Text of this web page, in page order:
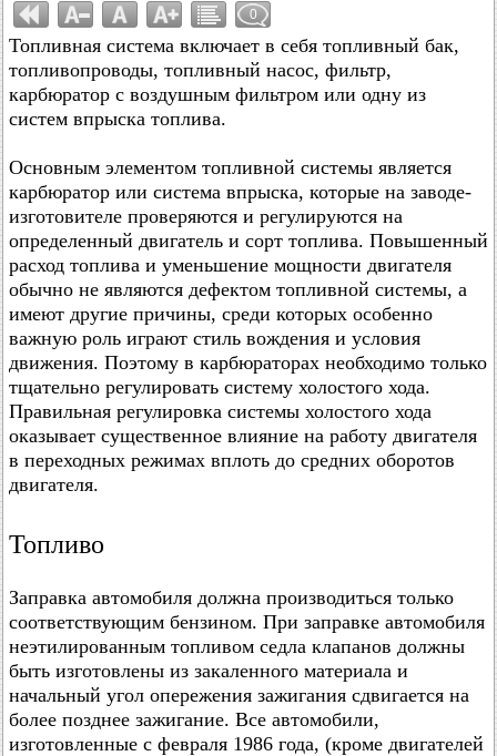
0
Топливная система включает в себя топливный бак,
топливопроводы, топливный насос, фильтр,
карбюратор с воздушным фильтром или одну из
систем впрыска топлива.
Основным элементом топливной системы является
карбюратор или система впрыска, которые на заводе-
изготовителе проверяются и регулируются на
определенный двигатель и сорт топлива. Повышенный
расход топлива и уменьшение мощности двигателя
обычно не являются дефектом топливной системы, а
имеют другие причины, среди которых особенно
важную роль играют стиль вождения и условия
движения. Поэтому в карбюраторах необходимо только
тщательно регулировать систему холостого хода.
Правильная регулировка системы холостого хода
оказывает существенное влияние на работу двигателя
в переходных режимах вплоть до средних оборотов
двигателя.
Топливо
Заправка автомобиля должна производиться только
соответствующим бензином. При заправке автомобиля
неэтилированным топливом седла клапанов должны
быть изготовлены из закаленного материала и
начальный угол опережения зажигания сдвигается на
более позднее зажигание. Все автомобили,
изготовленные с февраля 1986 года, (кроме двигателей